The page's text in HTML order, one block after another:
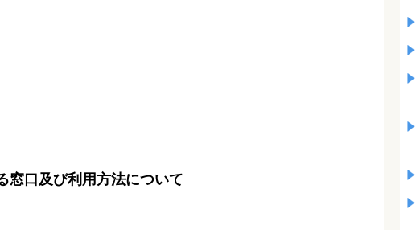
窓口及び利用方法について